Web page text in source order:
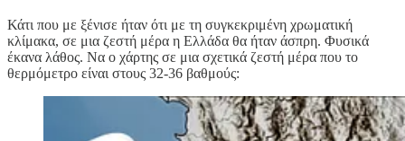
Κάτι που με ξένισε ήταν ότι με τη συγκεκριμένη χρωματική
κλίμακα, σε μια ζεστή μέρα η Ελλάδα θα ήταν άσπρη. Φυσικά
έκανα λάθος. Να ο χάρτης σε μια σχετικά ζεστή μέρα που το
θερμόμετρο είναι στους 32-36 βαθμούς: